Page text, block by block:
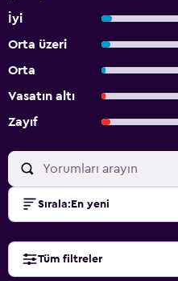
İyi
Orta üzeri
Orta
Vasatın altı
Zayıf
Sırala: En yeni
Tüm filtreler